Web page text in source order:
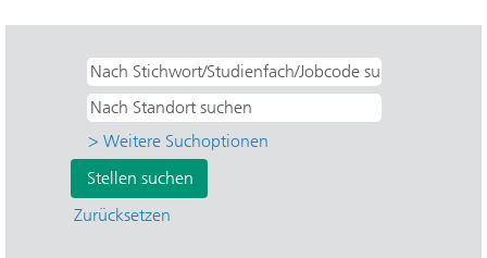
> Weitere Suchoptionen
Zurücksetzen